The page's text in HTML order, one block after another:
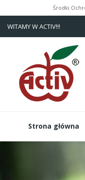
Środki
WITAMY W ACTIV!!!
Strona główna